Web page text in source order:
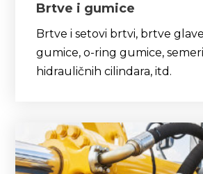
Brtve i gumice
Brtve i setovi brtvi, brtve
gumice, o-ring gumice,
hidrauličnih cilindara, itd.